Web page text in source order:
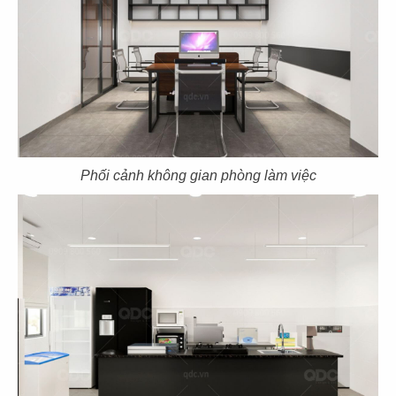
Phối cảnh không gian phòng làm việc
CN Mạc Đĩnh Chi - Quận 1 CN Cách mạng tháng 8 - Q.3
67
THE STREET
68
THE STREET
69
THE STREET
Pasteur Q.3
70
THE STREET
CN Nguyễn Thị Minh Khai -Q.3